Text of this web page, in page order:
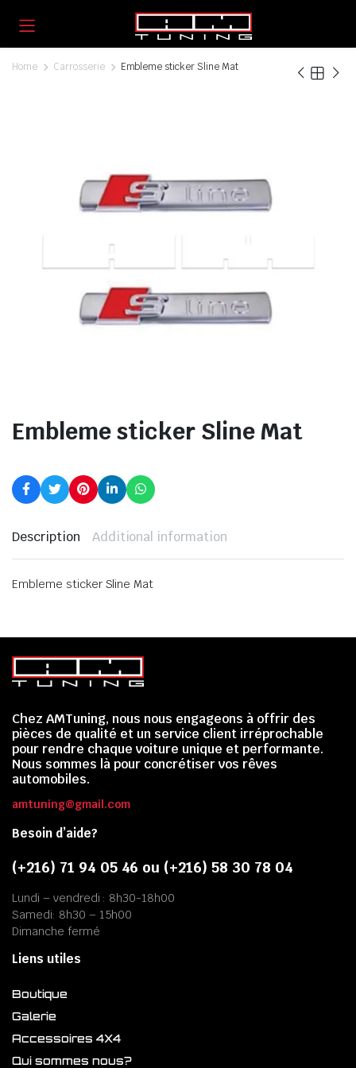
Home Carrosserie Embleme sticker Sline Mat
Embleme sticker Sline Mat
Description Additional information
Embleme sticker Sline Mat
Chez AMTuning, nous nous engageons à offrir des
pièces de qualité et un service client irréprochable
pour rendre chaque voiture unique et performante.
Nous sommes là pour concrétiser vos rêves
automobiles.
amtuning@gmail.com
Besoin d’aide?
(+216) 71 94 05 46 ou (+216) 58 30 78 04
Lundi – vendredi : 8h30-18h00
Samedi: 8h30 – 15h00
Dimanche fermé
Liens utiles
Boutique
Galerie
Accessoires 4X4
Qui sommes nous?